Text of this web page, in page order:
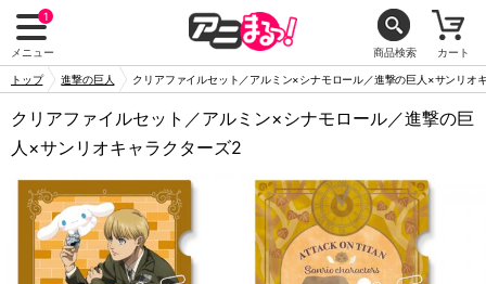
1
メニュー 商品検索 カート
トップ 進撃の巨人 クリアファイルセット／アルミン×シナモロール／進撃の巨人×サンリオ
クリアファイルセット／アルミン×シナモロール／進撃の巨
人×サンリオキャラクターズ2